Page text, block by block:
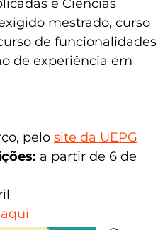
Letras e
e Ciências
mestrado, curso
de funcionalidades
de experiência em
pelosite da UEPG